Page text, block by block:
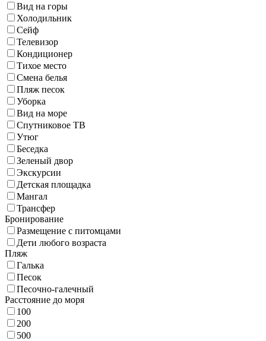
Вид на горы
Холодильник
Сейф
Телевизор
Кондиционер
Тихое место
Смена белья
Пляж песок
Уборка
Вид на море
Спутниковое ТВ
Утюг
Беседка
Зеленый двор
Экскурсии
Детская площадка
Мангал
Трансфер
Бронирование
Размещение с питомцами
Дети любого возраста
Пляж
Галька
Песок
Песочно-галечный
Расстояние до моря
100
200
500